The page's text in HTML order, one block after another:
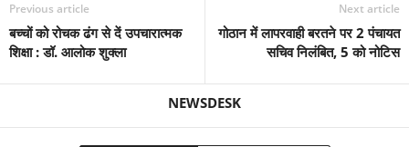
Previous article
बच्चों को रोचक ढंग से दें उपचारात्मक
शिक्षा : डॉ. आलोक शुक्ला
Next article
गोठान में लापरवाही बरतने पर 2 पंचायत
सचिव निलंबित, 5 को नोटिस
NEWSDESK